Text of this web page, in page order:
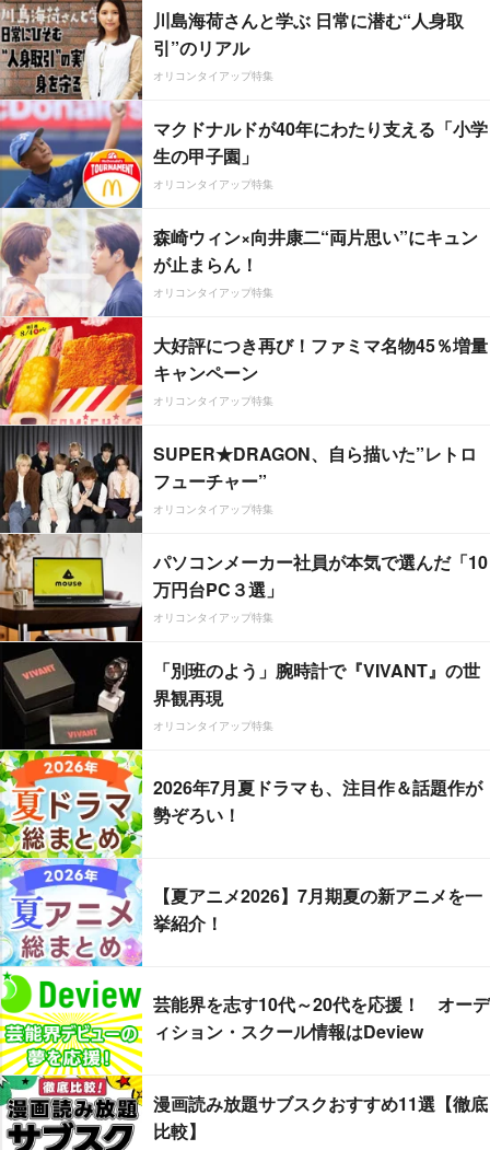
川島海荷さんと学ぶ 日常に潜む“人身取
引”のリアル
オリコンタイアップ特集
マクドナルドが40年にわたり支える「小学
生の甲子園」
オリコンタイアップ特集
森崎ウィン×向井康二“両片思い”にキュン
が止まらん！
オリコンタイアップ特集
大好評につき再び！ファミマ名物45％増量
キャンペーン
オリコンタイアップ特集
SUPER★DRAGON、自ら描いた”レトロ
フューチャー”
オリコンタイアップ特集
パソコンメーカー社員が本気で選んだ「10
万円台PC３選」
オリコンタイアップ特集
「別班のよう」腕時計で『VIVANT』の世
界観再現
オリコンタイアップ特集
2026年7月夏ドラマも、注目作＆話題作が
勢ぞろい！
【夏アニメ2026】7月期夏の新アニメを一
挙紹介！
芸能界を志す10代～20代を応援！ オーデ
ィション・スクール情報はDeview
漫画読み放題サブスクおすすめ11選【徹底
比較】